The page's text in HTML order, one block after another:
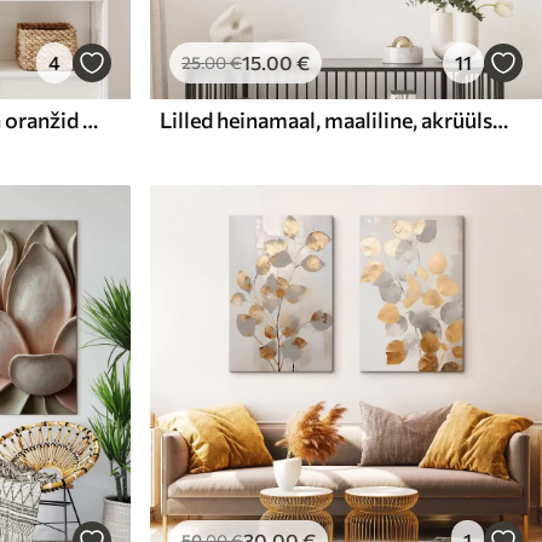
4
Abstraktne maal, millel on oranžid ja hallid ringid, lehed ja oksad, modernne stiil, akvarelliefekt
25.00€15.00 € 11
Lilled heinamaal, maaliline, akrüülstiilis